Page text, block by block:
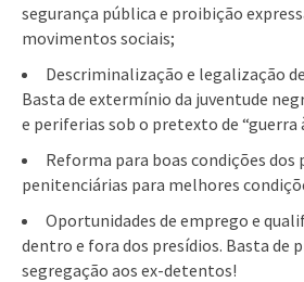
segurança pública e proibição
movimentos sociais;
Descriminalização e legalização
Basta de extermínio da juventude
e periferias sob o pretexto de “guerra
Reforma para boas condições dos
penitenciárias para melhores
Oportunidades de emprego e
dentro e fora dos presídios. Basta de
segregação aos ex-detentos!